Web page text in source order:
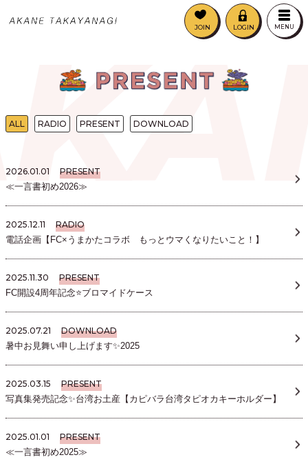
JOIN LOGIN MENU
ALL RADIO PRESENT DOWNLOAD
2026.01.01
PRESENT
≪一言書初め2026≫
2025.12.11
RADIO
電話企画【FC×うまかたコラボ もっとウマくなりたいこと！】
2025.11.30
PRESENT
FC開設4周年記念⭐ブロマイドケース
2025.07.21
DOWNLOAD
暑中お見舞い申し上げます✨2025
2025.03.15
PRESENT
写真集発売記念✨台湾お土産【カピバラ台湾タピオカキーホルダー】
2025.01.01
PRESENT
≪一言書初め2025≫